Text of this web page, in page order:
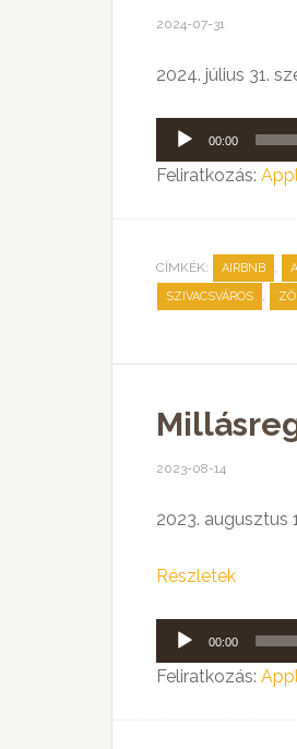
2024-07-31
2024. július 31.
Audió
lejátszó
00:00
Feliratkozás:
CÍMKÉK: AIRBNB ,
SZIVACSVÁROS ,
2023-08-14
2023. augusztus
Részletek
Audió
lejátszó
00:00
Feliratkozás: